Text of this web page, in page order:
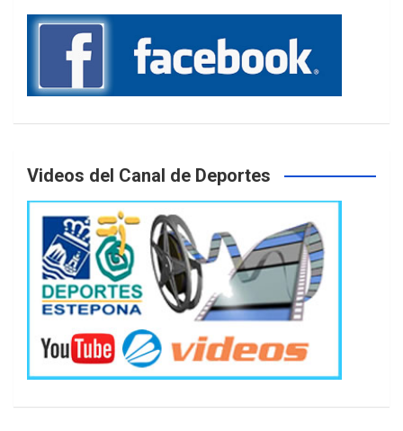
Videos del Canal de Deportes